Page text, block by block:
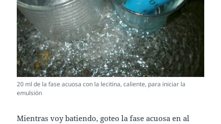
20 ml de la fase acuosa con la lecitina, caliente, para iniciar la
emulsión
Mientras voy batiendo, goteo la fase acuosa en al